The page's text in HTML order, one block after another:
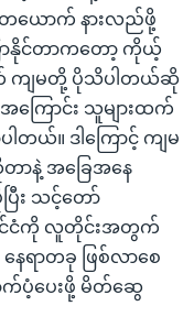
ောက် နားလည်ဖို့
ောနိုင်တာကတော့ ကိုယ့်
ကျမတို့ ပိုသိပါတယ်ဆို
ြောင်း သူများထက်
တယ်။ ဒါကြောင့် ကျမ
ာနဲ့ အခြေအနေ
း သင့်တော်
နိုင်ငံကို လူတိုင်းအတွက်
ေရာတခု ဖြစ်လာစေ
က်ပံ့ပေးဖို့ မိတ်ဆွေ